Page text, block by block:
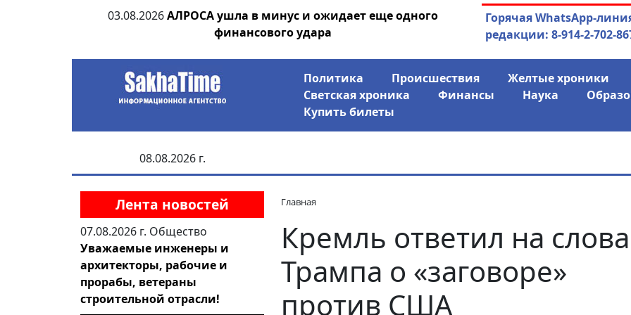
03.08.2026 АЛРОСА ушла в минус и ожидает еще одного
финансового удара
04.08.2026Маринычев у
Горячая WhatsApp-
редакции: 8-914-2-702-
Политика Происшествия Желтые хроники
Светская хроника
Финансы Наука
Купить билеты
08.08.2026 г.
Лента новостей
07.08.2026 г. Общество
Уважаемые инженеры и
архитекторы, рабочие и
прорабы, ветераны
строительной отрасли!
Главная
Кремль ответил на слова
Трампа о «заговоре»
против США